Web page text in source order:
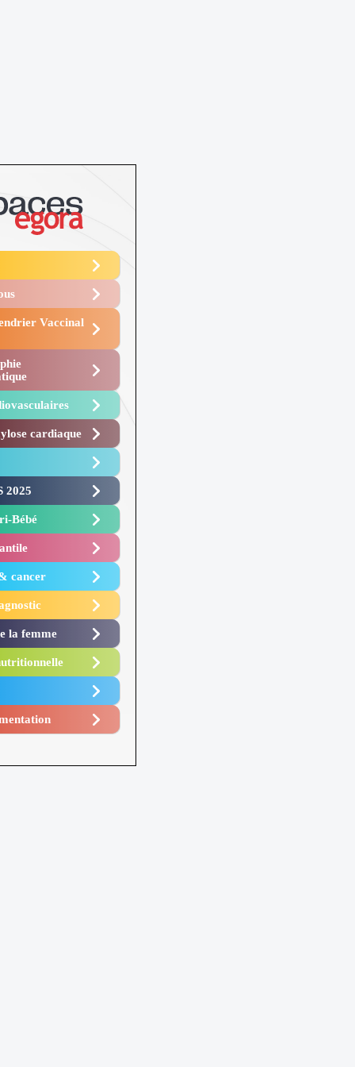
Vaccinal
cardiaque
2025
Bébé
cancer
la femme